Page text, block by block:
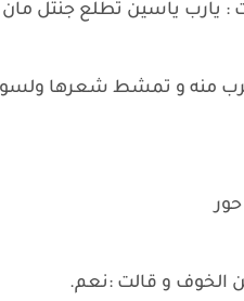
: يارب ياسين تطلع جنتل
منه و تمشط شعرها
الخوف و قالت :نعم.